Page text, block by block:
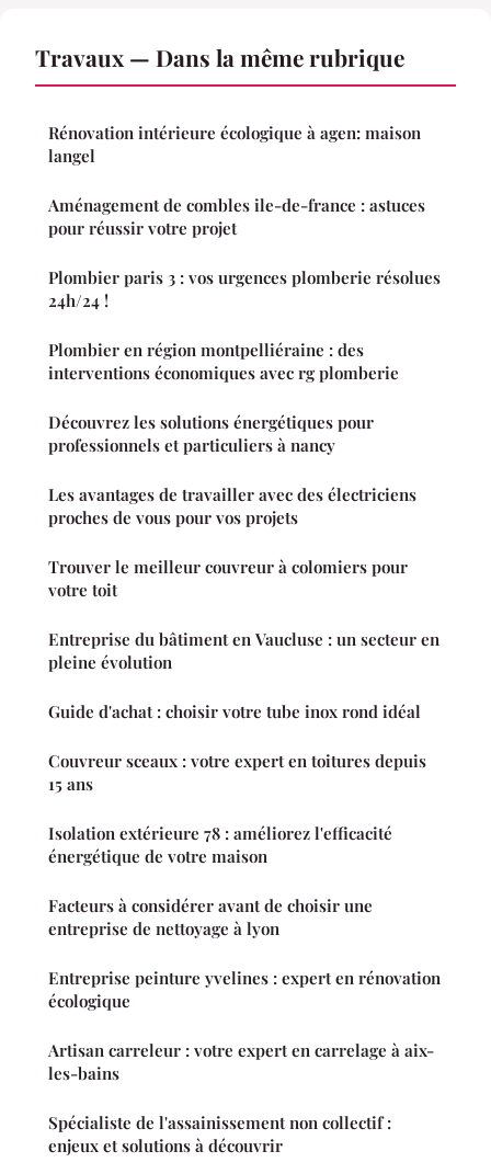
Travaux — Dans la même rubrique
Rénovation intérieure écologique à agen: maison
langel
Aménagement de combles ile-de-france : astuces
pour réussir votre projet
Plombier paris 3 : vos urgences plomberie résolues
24h/24 !
Plombier en région montpelliéraine : des
interventions économiques avec rg plomberie
Découvrez les solutions énergétiques pour
professionnels et particuliers à nancy
Les avantages de travailler avec des électriciens
proches de vous pour vos projets
Trouver le meilleur couvreur à colomiers pour
votre toit
Entreprise du bâtiment en Vaucluse : un secteur en
pleine évolution
Guide d'achat : choisir votre tube inox rond idéal
Couvreur sceaux : votre expert en toitures depuis
15 ans
Isolation extérieure 78 : améliorez l'efficacité
énergétique de votre maison
Facteurs à considérer avant de choisir une
entreprise de nettoyage à lyon
Entreprise peinture yvelines : expert en rénovation
écologique
Artisan carreleur : votre expert en carrelage à aix-
les-bains
Spécialiste de l'assainissement non collectif :
enjeux et solutions à découvrir